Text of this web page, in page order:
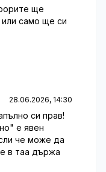
ще
само ще си
28.06.2026, 14:30
си прав!
е явен
че може да
в таа държа